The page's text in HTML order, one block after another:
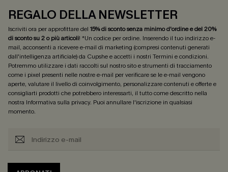
REGALO DELLA NEWSLETTER
Iscriviti ora per approfittare del 15% di sconto senza minimo d'ordine e del 20%
di sconto su 2 o più articoli! *Un codice per ordine. Inserendo il tuo indirizzo e-
mail, acconsenti a ricevere e-mail di marketing (compresi contenuti generati
dall'intelligenza artificiale) da Cupshe e accetti i nostri Termini e condizioni.
Potremmo utilizzare i dati raccolti sul nostro sito e strumenti di tracciamento
come i pixel presenti nelle nostre e-mail per verificare se le e-mail vengono
aperte, valutare il livello di coinvolgimento, personalizzare contenuti e offerte e
consigliarti prodotti che potrebbero interessarti, il tutto come descritto nella
nostra Informativa sulla privacy. Puoi annullare l'iscrizione in qualsiasi
momento.